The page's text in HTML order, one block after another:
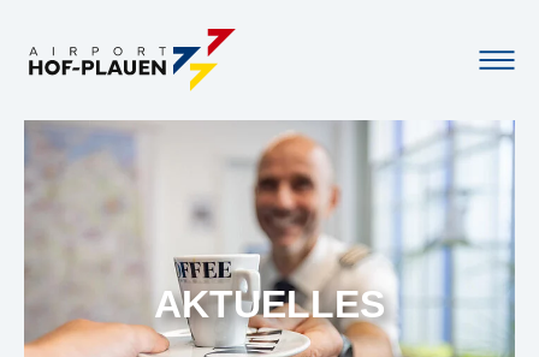
AKTUELLES